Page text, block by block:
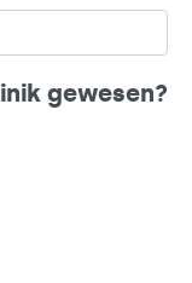
gewesen?